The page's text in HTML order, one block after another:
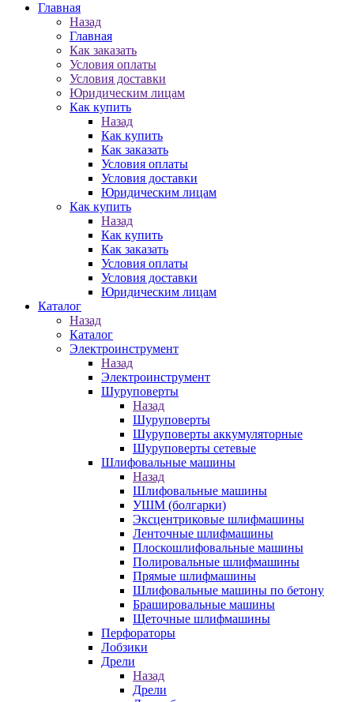
Главная
Назад
Главная
Как заказать
Условия оплаты
Условия доставки
Юридическим лицам
Как купить
Назад
Как купить
Как заказать
Условия оплаты
Условия доставки
Юридическим лицам
Как купить
Назад
Как купить
Как заказать
Условия оплаты
Условия доставки
Юридическим лицам
Каталог
Назад
Каталог
Электроинструмент
Назад
Электроинструмент
Шуруповерты
Назад
Шуруповерты
Шуруповерты аккумуляторные
Шуруповерты сетевые
Шлифовальные машины
Назад
Шлифовальные машины
УШМ (болгарки)
Эксцентриковые шлифмашины
Ленточные шлифмашины
Плоскошлифовальные машины
Полировальные шлифмашины
Прямые шлифмашины
Шлифовальные машины по бетону
Брашировальные машины
Щеточные шлифмашины
Перфораторы
Лобзики
Дрели
Назад
Дрели